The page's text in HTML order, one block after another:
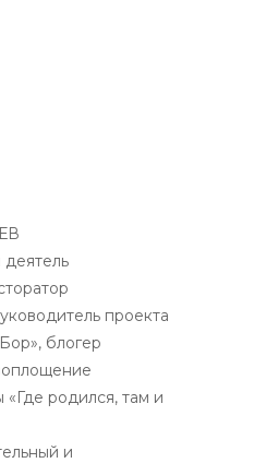
проекта
блогер
«Где родился, там и
и